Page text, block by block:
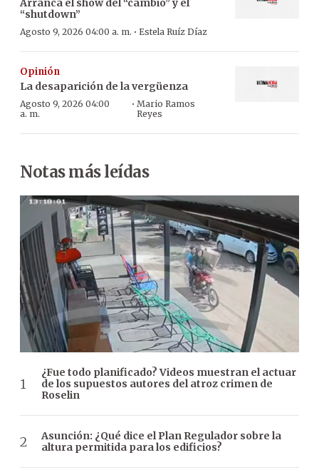
Arranca el show del “cambio” y el
“shutdown”
Agosto 9, 2026 04:00 a. m. · Estela Ruíz Díaz
Opinión
La desaparición de la vergüenza
Agosto 9, 2026 04:00
a. m.
· Mario Ramos
Reyes
Notas más leídas
¿Fue todo planificado? Videos muestran el actuar
de los supuestos autores del atroz crimen de
Roselin
Asunción: ¿Qué dice el Plan Regulador sobre la
altura permitida para los edificios?